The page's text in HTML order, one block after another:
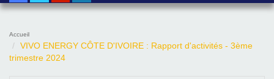
Accueil
VIVO ENERGY CÔTE D'IVOIRE : Rapport d'activités - 3ème
trimestre 2024